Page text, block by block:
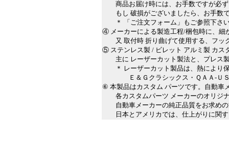
商品お届け時には、お手数ですが必ず
もし 破損がございましたら、お手数で
＊ 「ご注文フォーム」もご参照下さ
④ メーカーによる製造工程/梱包時に、細
又 取付時 折り曲げて使用する、フッ
⑤ ステンレス製 / ビレット アルミ製 カス
主に レーザーカット製法と、プレス製
＊ レーザーカット製品は、熱により保
Ｅ＆Ｇクラシックス・ＱＡＡ-ＵＳＡ
⑥ 本製品はカスタム パーツです。自動車
各カスタムパーツ メーカーのオリジナ
自動車メーカーの純正品質をお求めの
日本とアメリカでは、仕上がりに関す